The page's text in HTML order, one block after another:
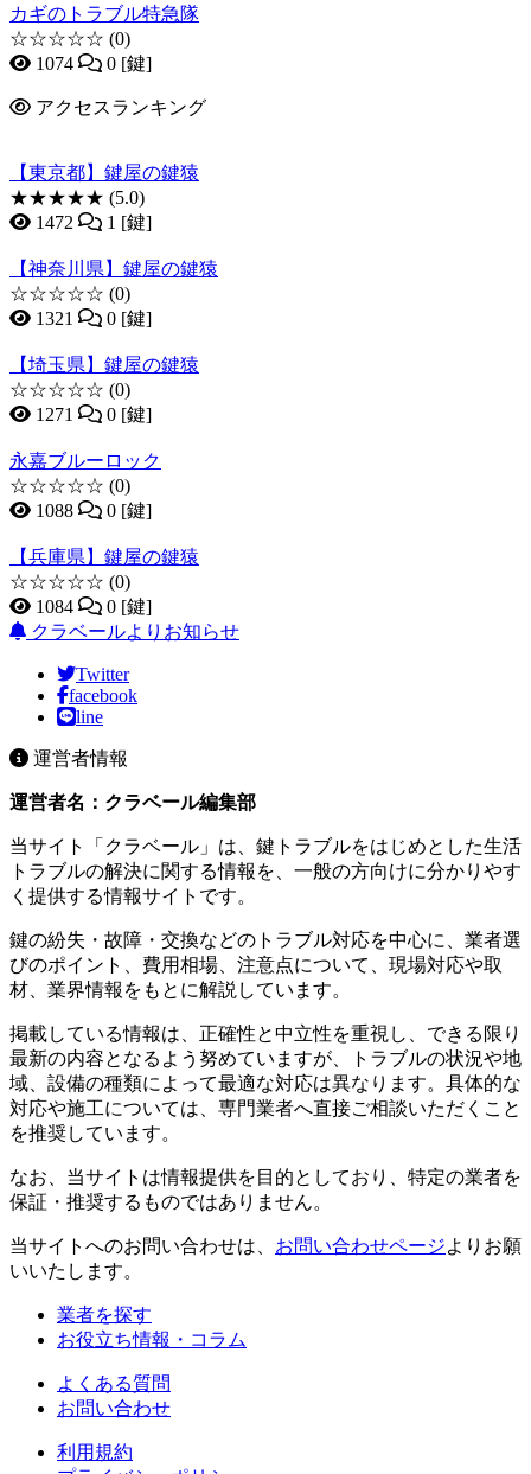
カギのトラブル特急隊
☆☆☆☆☆ (0)
1074
0 [鍵]
アクセスランキング
【東京都】鍵屋の鍵猿
★★★★★ (5.0)
1472
1 [鍵]
【神奈川県】鍵屋の鍵猿
☆☆☆☆☆ (0)
1321
0 [鍵]
【埼玉県】鍵屋の鍵猿
☆☆☆☆☆ (0)
1271
0 [鍵]
永嘉ブルーロック
☆☆☆☆☆ (0)
1088
0 [鍵]
【兵庫県】鍵屋の鍵猿
☆☆☆☆☆ (0)
1084
0 [鍵]
クラベールよりお知らせ
Twitter
facebook
line
運営者情報
運営者名：クラベール編集部
当サイト「クラベール」は、鍵トラブルをはじめとした生活
トラブルの解決に関する情報を、一般の方向けに分かりやす
く提供する情報サイトです。
鍵の紛失・故障・交換などのトラブル対応を中心に、業者選
びのポイント、費用相場、注意点について、現場対応や取
材、業界情報をもとに解説しています。
掲載している情報は、正確性と中立性を重視し、できる限り
最新の内容となるよう努めていますが、トラブルの状況や地
域、設備の種類によって最適な対応は異なります。具体的な
対応や施工については、専門業者へ直接ご相談いただくこと
を推奨しています。
なお、当サイトは情報提供を目的としており、特定の業者を
保証・推奨するものではありません。
当サイトへのお問い合わせは、 お問い合わせページよりお願
いいたします。
業者を探す
お役立ち情報・コラム
よくある質問
お問い合わせ
利用規約